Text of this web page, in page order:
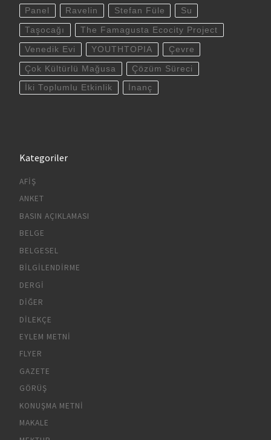
Panel Ravelin Stefan Füle Su
Taşocağı The Famagusta Ecocity Project
Venedik Evi YOUTHTOPIA Çevre
Çok Kültürlü Mağusa Çözüm Süreci
İki Toplumlu Etkinlik İnanç
Kategoriler
AFIŞ
ANKET
BASIN AÇIKLAMASI
BELGE
BELGESEL
BILGILENDIRME
DERGI
DIĞER
DILEKÇE
EYLEM METNI
FLYER
GAZETE
GÖRÜŞ
KONUŞMA METNI
MAKALE